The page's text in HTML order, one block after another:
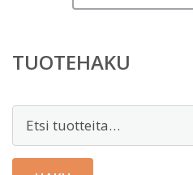
TUOTEHAKU
Etsi: